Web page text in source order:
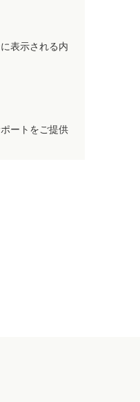
表示される内
ートをご提供